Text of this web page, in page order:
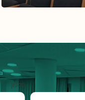
טלפון